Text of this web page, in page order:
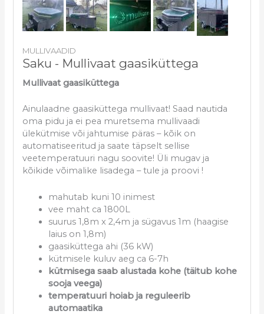
MULLIVAADID
Saku - Mullivaat gaasiküttega
Mullivaat gaasiküttega
Ainulaadne gaasiküttega mullivaat! Saad nautida
oma pidu ja ei pea muretsema mullivaadi
ülekütmise või jahtumise päras – kõik on
automatiseeritud ja saate täpselt sellise
veetemperatuuri nagu soovite! Üli mugav ja
kõikide võimalike lisadega – tule ja proovi !
mahutab kuni 10 inimest
vee maht ca 1800L
suurus 1,8m x 2,4m ja sügavus 1m (haagise
laius on 1,8m)
gaasiküttega ahi (36 kW)
kütmisele kuluv aeg ca 6-7h
kütmisega saab alustada kohe (täitub kohe
sooja veega)
temperatuuri hoiab ja reguleerib
automaatika